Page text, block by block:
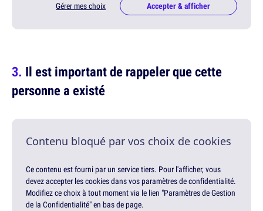
Gérer mes choix Accepter & afficher
Il est important de rappeler que cette
personne a existé
Contenu bloqué par vos choix de cookies
Ce contenu est fourni par un service tiers. Pour l'afficher, vous
devez accepter les cookies dans vos paramètres de confidentialité.
Modifiez ce choix à tout moment via le lien "Paramètres de Gestion
de la Confidentialité" en bas de page.